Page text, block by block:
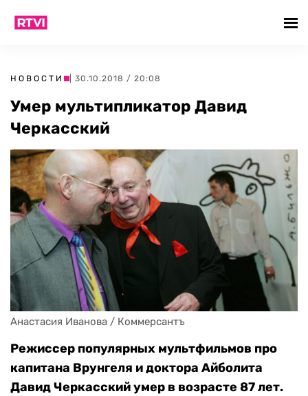
НОВОСТИ | 30.10.2018 / 20:08
Умер мультипликатор Давид
Черкасский
Анастасия Иванова / Коммерсантъ
Режиссер популярных мультфильмов про
капитана Врунгеля и доктора Айболита
Давид Черкасский умер в возрасте 87 лет.